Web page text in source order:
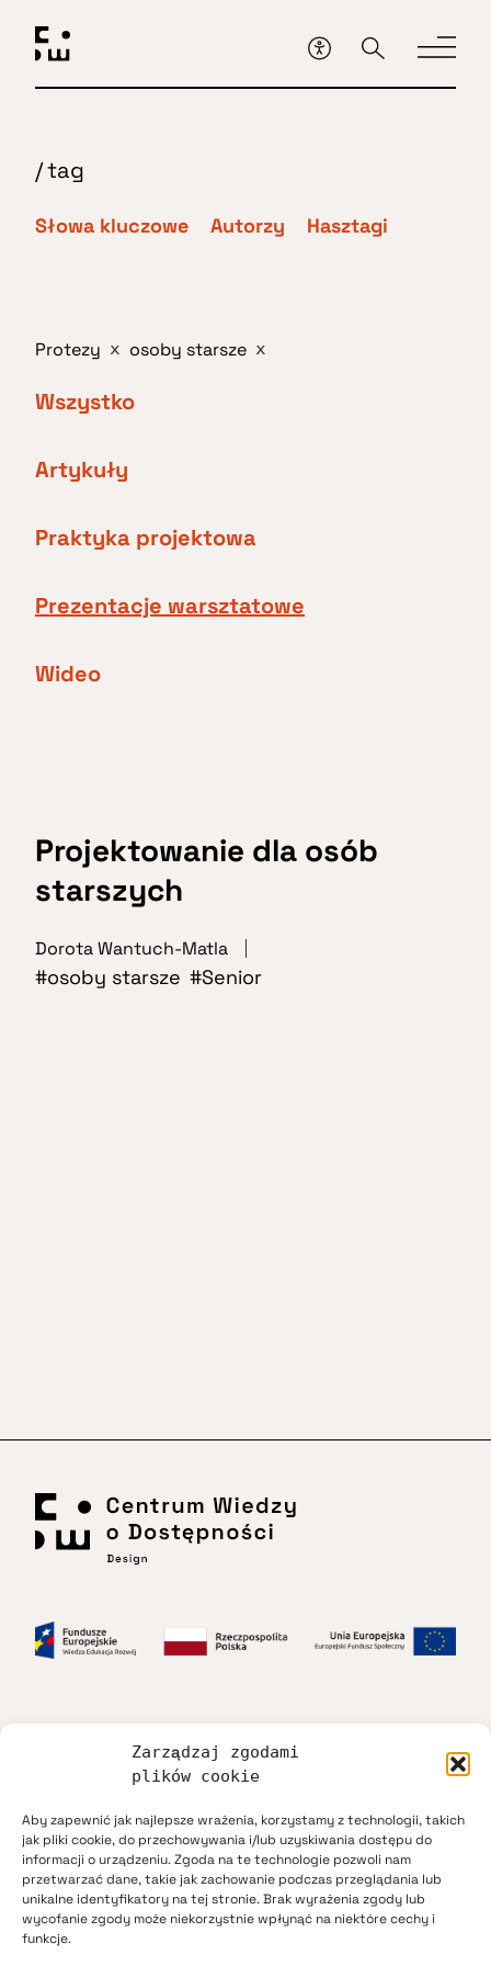
Zarządzaj zgodami
plików cookie
Aby zapewnić jak najlepsze wrażenia, korzystamy z technologii, takich
jak pliki cookie, do przechowywania i/lub uzyskiwania dostępu do
informacji o urządzeniu. Zgoda na te technologie pozwoli nam
przetwarzać dane, takie jak zachowanie podczas przeglądania lub
unikalne identyfikatory na tej stronie. Brak wyrażenia zgody lub
wycofanie zgody może niekorzystnie wpłynąć na niektóre cechy i
funkcje.
głównej
treści
/tag
Słowa kluczowe Autorzy Hasztagi
Protezy x osoby starsze x
Wszystko
Artykuły
Praktyka projektowa
Prezentacje warsztatowe
Wideo
Projektowanie dla osób
starszych
Dorota Wantuch-Matla
osoby starsze Senior
Dostępność
Regulamin
Polityka prywatności
Mapa strony